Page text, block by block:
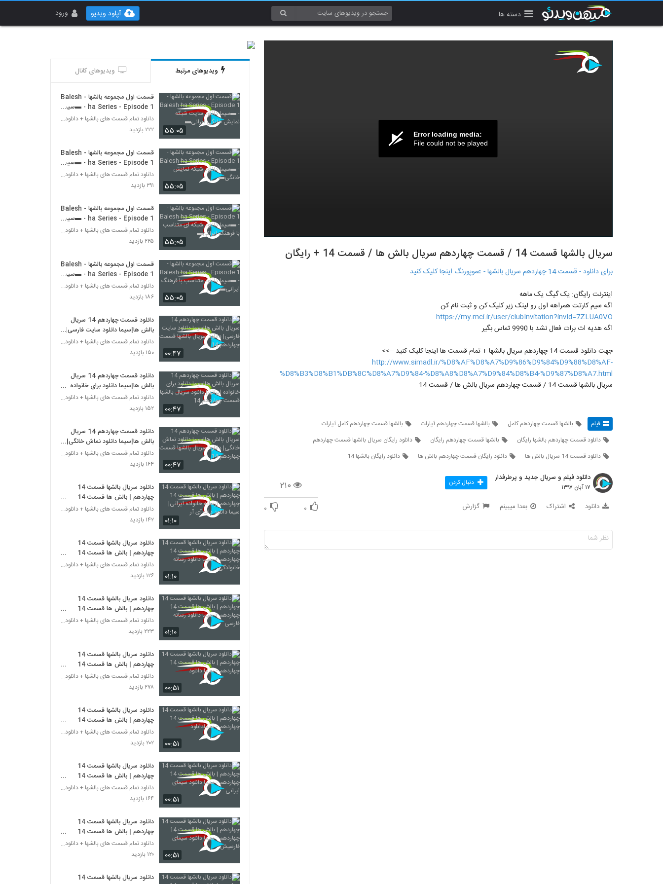
دسته ها ورود آپلود ویدیو
Error loading media:
File could not be played
سریال بالشها قسمت 14 / قسمت چهاردهم سریال بالش ها / قسمت 14 + رایگان
برای دانلود - قسمت 14 چهاردهم سریال بالشها - عموپورنگ اینجا کلیک کنید
اینترنت رایگان: یک گیگ یک ماهه
اگه سیم کارتت همراهه اول رو لینک زیر کلیک کن و ثبت نام کن
https://my.mci.ir/user/clubInvitation?invId=7ZLUA0VO
اگه هدیه ات برات فعال نشد با 9990 تماس بگیر
جهت دانلود قسمت 14 چهاردهم سریال بالشها + تمام قسمت ها اینجا کلیک کنید -->>
http://www.simadl.ir/%D8%AF%D8%A7%D9%86%D9%84%D9%88%D8%AF-
%D8%B3%D8%B1%DB%8C%D8%A7%D9%84-%D8%A8%D8%A7%D9%84%D8%B4-%D9%87%D8%A7.html
سریال بالشها قسمت 14 / قسمت چهاردهم سریال بالش ها / قسمت 14
فیلم بالشها قسمت چهاردهم کامل بالشها قسمت چهاردهم آپارات
بالشها قسمت چهاردهم کامل آپارات
دانلود قسمت چهاردهم بالشها رایگان
بالشها قسمت چهاردهم رایگان
دانلود رایگان سریال بالشها قسمت چهاردهم
دانلود قسمت 14 سریال بالش ها
دانلود رایگان قسمت چهاردهم بالش ها دانلود رایگان بالشها 14
۲۱۰
دانلود فیلم و سریال جدید و پرطرفدار
۱۷ آبان ۱۳۹۷ دنبال کردن
دانلود اشتراک بعدا میبینم گزارش ۰ ۰
ویدیوهای مرتبط ویدیوهای کانال
۵۵:۰۵
قسمت اول مجموعه بالشها - Balesh
ha Series - Episode 1 - ▬سیما
دانلود سایت شبکه نمایش خانگی
ایرانی▬
دانلود تمام قسمت های بالشها + دانلود قسمت 14 چهارد
۲۲۲ بازدید
۵۵:۰۵
قسمت اول مجموعه بالشها - Balesh
ha Series - Episode 1 - ▬سیما
دانلود شبکه نمایش خانگی▬
دانلود تمام قسمت های بالشها + دانلود قسمت 14 چهارد
۲۹۱ بازدید
۵۵:۰۵
قسمت اول مجموعه بالشها - Balesh
ha Series - Episode 1 - ▬سیما
دانلود شبکه ای متناسب با فرهنگ
ایرانی▬
دانلود تمام قسمت های بالشها + دانلود قسمت 14 چهارد
۲۲۵ بازدید
۵۵:۰۵
قسمت اول مجموعه بالشها - Balesh
ha Series - Episode 1 - ▬سیما
دانلود متناسب با فرهنگ ایرانی▬ دانلود تمام قسمت های بالشها + دانلود قسمت 14 چهارد
۱۸۶ بازدید
۰۰:۴۷
دانلود قسمت چهاردهم 14 سریال
بالش ها|سیما دانلود سایت فارسی|
دانلود سریال بالشها قسمت چهاردهم
14
دانلود تمام قسمت های بالشها + دانلود قسمت 14 چهارد
۱۵۰ بازدید
۰۰:۴۷
دانلود قسمت چهاردهم 14 سریال
بالش ها|سیما دانلود برای خانواده
ایرانی| دانلود سریال بالشها قسمت
چهاردهم 14
دانلود تمام قسمت های بالشها + دانلود قسمت 14 چهارد
۱۵۲ بازدید
۰۰:۴۷
دانلود قسمت چهاردهم 14 سریال
بالش ها|سیما دانلود نماش خانگی|
دانلود سریال بالشها قسمت چهاردهم
14
دانلود تمام قسمت های بالشها + دانلود قسمت 14 چهارد
۱۶۴ بازدید
۰۱:۱۰
دانلود سریال بالشها قسمت 14
چهاردهم | بالش ها قسمت 14
چهاردهم |رسانه خانواده ایرانی|سیما
دانلود دات آی آر
دانلود تمام قسمت های بالشها + دانلود قسمت 14 چهارد
۱۴۲ بازدید
۰۱:۱۰
دانلود سریال بالشها قسمت 14
چهاردهم | بالش ها قسمت 14
چهاردهم + سیما دانلود رسانه
خانوادگی
دانلود تمام قسمت های بالشها + دانلود قسمت 14 چهارد
۱۲۶ بازدید
۰۱:۱۰
دانلود سریال بالشها قسمت 14
چهاردهم | بالش ها قسمت 14
چهاردهم + سیما دانلود رسانه فارسیدانلود تمام قسمت های بالشها + دانلود قسمت 14 چهارد
۲۲۳ بازدید
۰۰:۵۱
دانلود سریال بالشها قسمت 14
چهاردهم | بالش ها قسمت 14
چهاردهم - سیما دانلود
دانلود تمام قسمت های بالشها + دانلود قسمت 14 چهارد
۲۷۸ بازدید
۰۰:۵۱
دانلود سریال بالشها قسمت 14
چهاردهم | بالش ها قسمت 14
چهاردهم - سیمادانلود
دانلود تمام قسمت های بالشها + دانلود قسمت 14 چهارد
۲۰۲ بازدید
۰۰:۵۱
دانلود سریال بالشها قسمت 14
چهاردهم | بالش ها قسمت 14
چهاردهم - سیما دانلود سیمای ایرانیدانلود تمام قسمت های بالشها + دانلود قسمت 14 چهارد
۱۶۴ بازدید
۰۰:۵۱
دانلود سریال بالشها قسمت 14
چهاردهم | بالش ها قسمت 14
چهاردهم - سیما دانلود سیمای
فارسیش
دانلود تمام قسمت های بالشها + دانلود قسمت 14 چهارد
۱۲۰ بازدید
دانلود سریال بالشها قسمت 14